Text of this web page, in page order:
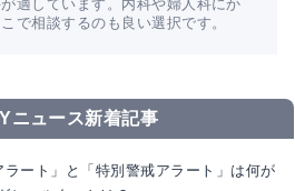
適しています。内科や婦人科にか
で相談するのも良い選択です。
ニュース新着記事
ラート」と「特別警戒アラート」は何が